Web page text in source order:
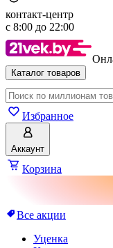
контакт-центр
с 8:00 до 22:00
Каталог товаров
Избранное
Аккаунт
Корзина
Все акции
Уценка